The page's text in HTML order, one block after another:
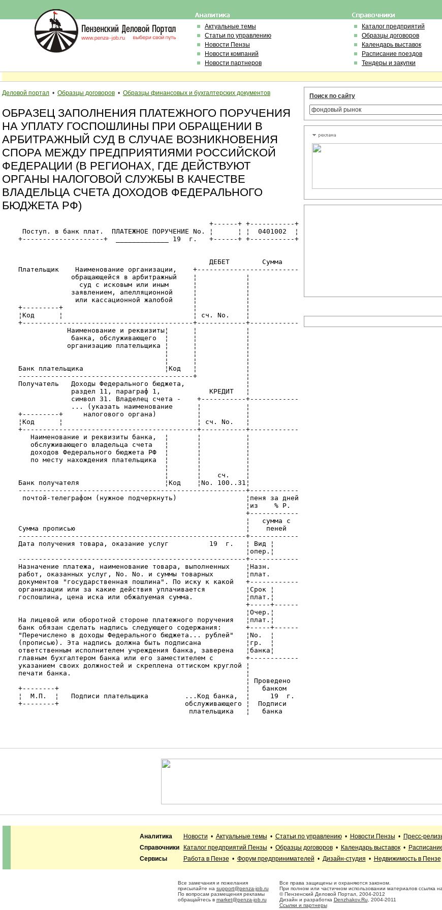
Актуальные темы
Статьи по управлению
Новости Пензы
Новости компаний
Новости партнеров
Каталог предприятий
Образцы договоров
Календарь выставок
Расписание поездов
Тендеры и закупки
Деловой портал • Образцы договоров • Образцы финансовых и бухгалтерских документов
ОБРАЗЕЦ ЗАПОЛНЕНИЯ ПЛАТЕЖНОГО ПОРУЧЕНИЯ
НА УПЛАТУ ГОСПОШЛИНЫ ПРИ ОБРАЩЕНИИ В
АРБИТРАЖНЫЙ СУД В СЛУЧАЕ ВОЗНИКНОВЕНИЯ
СПОРА МЕЖДУ ПРЕДПРИЯТИЯМИ РОССИЙСКОЙ
ФЕДЕРАЦИИ (В РЕГИОНАХ, ГДЕ ДЕЙСТВУЮТ
ОРГАНЫ НАЛОГОВОЙ СЛУЖБЫ В КАЧЕСТВЕ
ВЛАДЕЛЬЦА СЧЕТА ДОХОДОВ ФЕДЕРАЛЬНОГО
БЮДЖЕТА РФ)
                                                   +------+ +-----------+
     Поступ. в банк плат.  ПЛАТЕЖНОЕ ПОРУЧЕНИЕ No. ¦      ¦ ¦  0401002  ¦
    +--------------------+  _____________ 19  г.   +------+ +-----------+
                                                   ДЕБЕТ        Сумма
    Плательщик    Наименование организации,    +-------------------------
                 обращающейся в арбитражный    ¦            ¦
                   суд с исковым или иным      ¦            ¦
                 заявлением, апелляционной     ¦            ¦
                  или кассационной жалобой     ¦            ¦
    +---------+                                ¦            ¦
    ¦Код      ¦                                ¦ сч. No.    ¦
    +------------------------------------------+------------+------------
                Наименование и реквизиты¦      ¦            ¦
                 банка, обслуживающего  ¦      ¦            ¦
                организацию плательщика ¦      ¦            ¦
                                        ¦      ¦            ¦
                                        ¦      ¦            ¦
    Банк плательщика                    ¦Код   ¦            ¦
    -------------------------------------------+            ¦
    Получатель   Доходы Федерального бюджета,               ¦
                 раздел 11, параграф 1,            КРЕДИТ   ¦
                 символ 31. Владелец счета -    +-----------+------------
                 ... (указать наименование      ¦           ¦
    +---------+     налогового органа)          ¦           ¦
    ¦Код      ¦                                 ¦ сч. No.   ¦
    +-------------------------------------------+-----------+------------
       Наименование и реквизиты банка,  ¦       ¦           ¦
       обслуживающего владельца счета   ¦       ¦           ¦
       доходов Федерального бюджета РФ  ¦       ¦           ¦
       по месту нахождения плательщика  ¦       ¦           ¦
                                        ¦       ¦           ¦
                                        ¦       ¦    сч.    ¦
    Банк получателя                     ¦Код    ¦No. 100..31¦
    --------------------------------------------------------+------------
     почтой-телеграфом (нужное подчеркнуть)                 ¦пеня за дней
                                                            ¦из    % Р.
                                                            +------------
                                                            ¦   сумма с
    Сумма прописью                                          ¦    пеней
    --------------------------------------------------------+------------
    Дата получения товара, оказание услуг          19  г.   ¦ Вид ¦
                                                            ¦опер.¦
    --------------------------------------------------------+------------
    Назначение платежа, наименование товара, выполненных    ¦Назн.
    работ, оказанных услуг, No. No. и суммы товарных        ¦плат.
    документов "государственная пошлина". По иску к какой   +------------
    организации или за какие действия уплачивается          ¦Срок ¦
    госпошлина, цена иска или обжалуемая сумма.             ¦плат.¦
                                                            +-----+------
                                                            ¦Очер.¦
    На лицевой или оборотной стороне платежного поручения   ¦плат.¦
    банк обязан сделать надпись следующего содержания:      +-----+------
    "Перечислено в доходы Федерального бюджета... рублей"   ¦No.  ¦
    (прописью). Эта надпись должна быть подписана           ¦гр.  ¦
    ответственным исполнителем учреждения банка, заверена   ¦банка¦
    главным бухгалтером банка или его заместителем с        +------------
    указанием своих должностей и скреплена оттиском круглой ¦
    печати банка.                                           ¦
                                                            ¦ Проведено
    +--------+                                              ¦   банком
    ¦  М.П.  ¦   Подписи плательщика         ...Код банка,  ¦     19  г.
    +--------+                               обслуживающего ¦  Подписи
                                              плательщика   ¦   банка
Поиск по сайту
Аналитика Новости • Актуальные темы • Статьи по управлению• Новости Пензы • Пресс-
Справочники
Каталог предприятий Пензы • Образцы договоров• Календарь выставок•
Сервисы
Работа в Пензе • Форум предпринимателей • Дизайн-студия • Недвижимость в Пензе
Все замечания и пожелания
присылайте на support@penza-job.ru
По вопросам размещения рекламы
обращайтесь в market@penza-job.ru
Все права защищены и охраняются законом.
При полном или частичном использовании материалов ссылка
© Пензенский Деловой Портал, 2004-2012
Дизайн и разработка Denzhakov.Ru , 2004-2011
Ссылки и партнеры